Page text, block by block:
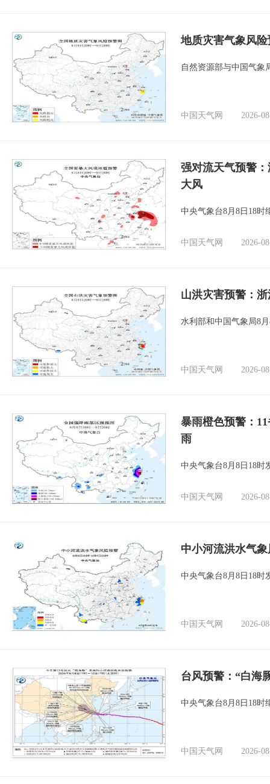
地质灾害气象风
自然资源部与中国气象
中国天气网 2026-
强对流天气预警
大风
中央气象台8月8日18时
中国天气网 2026-
山洪灾害预警：
水利部和中国气象局8
中国天气网 2026-
暴雨橙色预警：
雨
中央气象台8月8日18时
中国天气网 2026-
中小河流洪水气
中央气象台8月8日18时
中国天气网 2026-
台风预警：“白海
中央气象台8月8日18时
中国天气网 2026-